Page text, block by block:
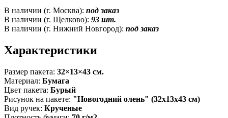
В наличии (г. Москва): под заказ
В наличии (г. Щелково): 93 шт.
В наличии (г. Нижний Новгород): под заказ
Характеристики
Размер пакета: 32×13×43 см.
Материал: Бумага
Цвет пакета: Бурый
Рисунок на пакете: "Новогодний олень" (32x13x43 см)
Вид ручек: Крученые